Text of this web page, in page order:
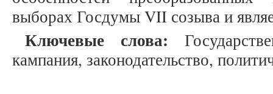
выборах Госдумы VII созыва и
Ключевые слова:
кампания, законодательство,